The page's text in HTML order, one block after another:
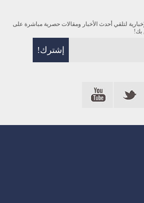
لتلقي أحدث الأخبار ومقالات حصرية مباشرة على
بك!